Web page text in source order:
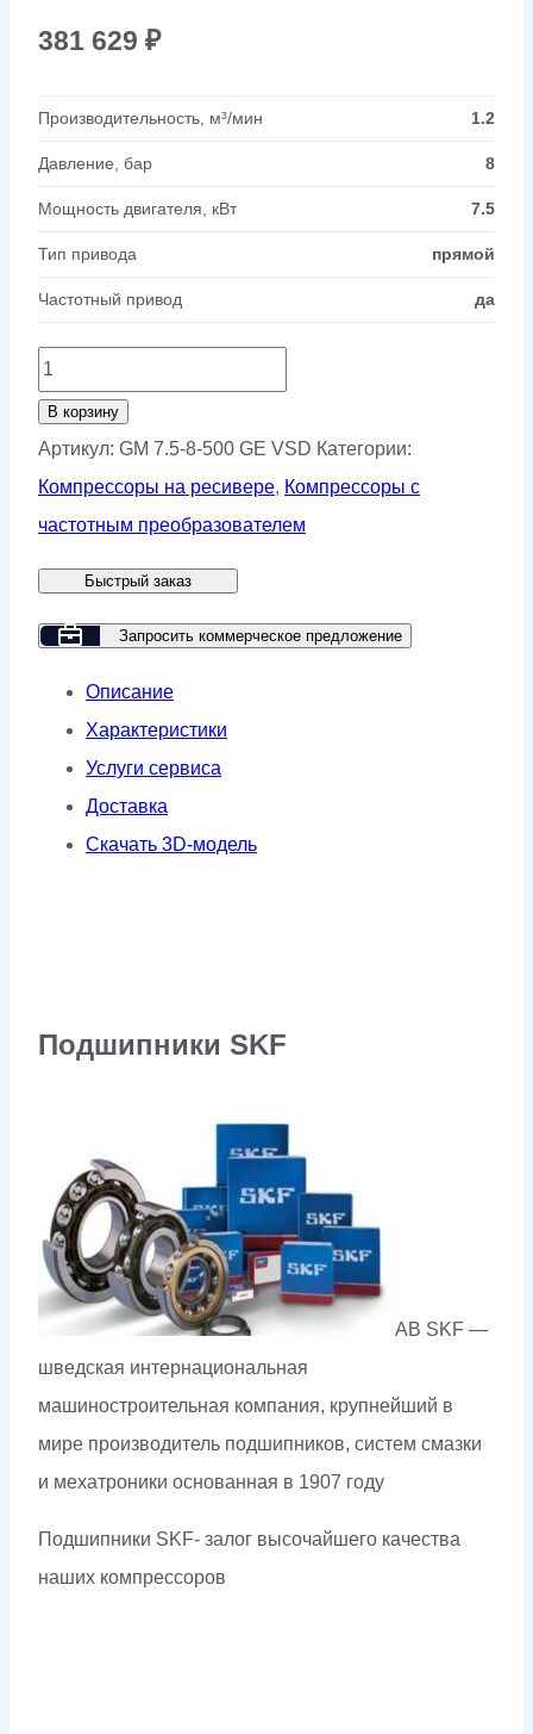
381 629 ₽
Производительность, м³/мин 1.2
Давление, бар 8
Мощность двигателя, кВт 7.5
Тип привода прямой
Частотный привод да
Количество
товара
Винтовой
компрессор
GMP
7.5-
8-
В корзину
Артикул: GM 7.5-8-500 GE VSD Категории:
Компрессоры на ресивере, Компрессоры с
частотным преобразователем
Быстрый заказ
Запросить коммерческое предложение
Описание
Характеристики
Услуги сервиса
Доставка
Скачать 3D-модель
Подшипники SKF
AB SKF —
шведская интернациональная
машиностроительная компания, крупнейший в
мире производитель подшипников, систем смазки
и мехатроники основанная в 1907 году
Подшипники SKF- залог высочайшего качества
наших компрессоров